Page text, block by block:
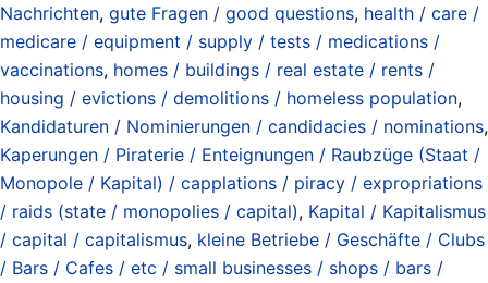
Nachrichten, gute Fragen / good questions, health / care /
medicare / equipment / supply / tests / medications /
vaccinations, homes / buildings / real estate / rents /
housing / evictions / demolitions / homeless population,
Kandidaturen / Nominierungen / candidacies / nominations,
Kaperungen / Piraterie / Enteignungen / Raubzüge (Staat /
Monopole / Kapital) / capplations / piracy / expropriations
/ raids (state / monopolies / capital), Kapital / Kapitalismus
/ capital / capitalismus, kleine Betriebe / Geschäfte / Clubs
/ Bars / Cafes / etc / small businesses / shops / bars /